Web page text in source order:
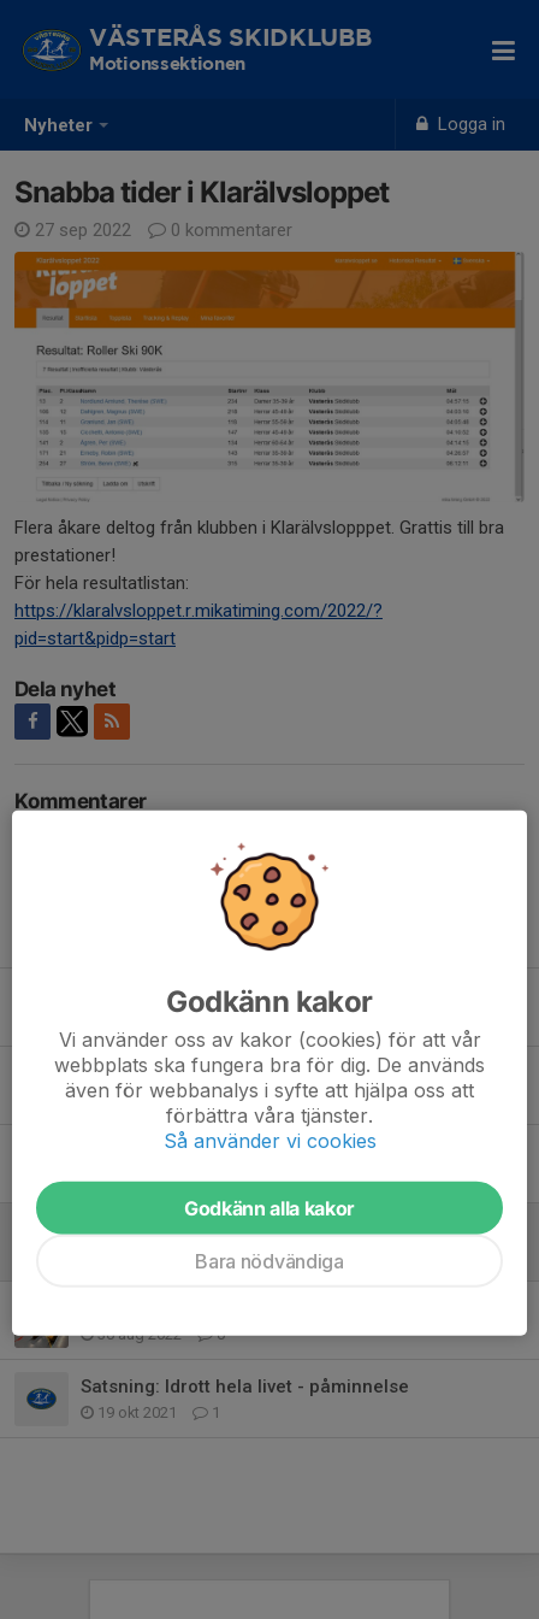
Nyheter Logga in
VÄSTERÅS SKIDKLUBB
Motionssektionen
Snabba tider i Klarälvsloppet
27 sep 2022 0 kommentarer
Flera åkare deltog från klubben i Klarälvslopppet. Grattis till bra
prestationer!
För hela resultatlistan:
https://klaralvsloppet.r.mikatiming.com/2022/?
pid=start&pidp=start
Dela nyhet
Kommentarer
Skidor hela livet
Seniorträning tisdagar
11 okt 2023 0
Motionssektionen - lite info
17 sep 2023 0
Snabba tider i Klarälvsloppet
0
30 aug 2022 0
Satsning: Idrott hela livet - påminnelse
19 okt 2021 1
Godkänn kakor
Vi använder oss av kakor (cookies) för att vår
webbplats ska fungera bra för dig. De används
även för webbanalys i syfte att hjälpa oss att
förbättra våra tjänster.
Så använder vi cookies
Godkänn alla kakor
Bara nödvändiga